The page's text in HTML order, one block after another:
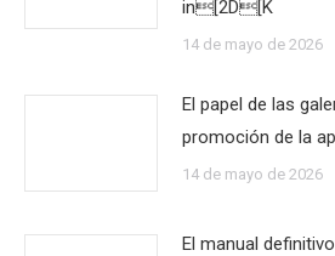
in[2D[K
14 de mayo de 2026
El papel de las
promoción de la
14 de mayo de 2026
El manual